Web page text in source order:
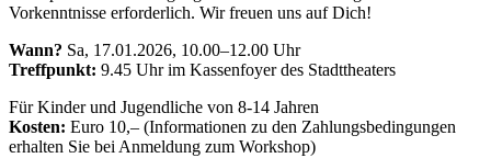
Vorkenntnisse erforderlich. Wir freuen uns auf Dich!
Wann? Sa, 17.01.2026, 10.00–12.00 Uhr
Treffpunkt: 9.45 Uhr im Kassenfoyer des Stadttheaters
Für Kinder und Jugendliche von 8-14 Jahren
Kosten: Euro 10,– (Informationen zu den Zahlungsbedingungen
erhalten Sie bei Anmeldung zum Workshop)